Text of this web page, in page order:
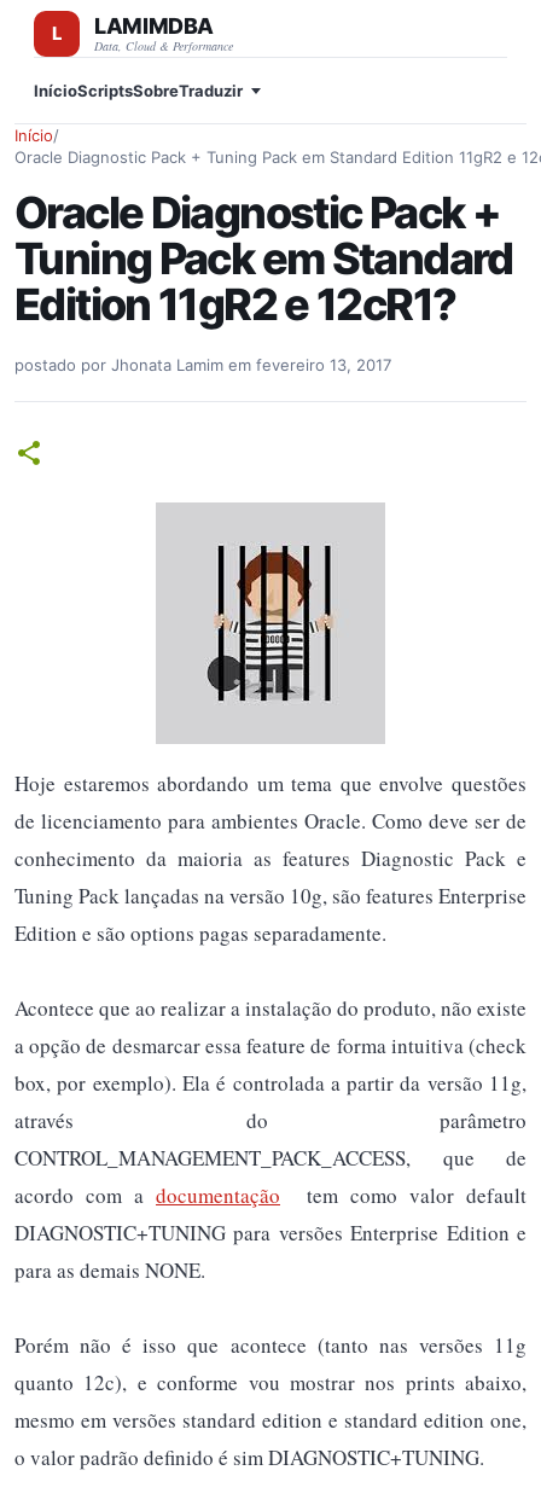
Pular para o conteúdo principal
LAMIMDBA
Data, Cloud & Performance
InícioScriptsSobreTraduzir
Início/
Oracle Diagnostic Pack + Tuning Pack em Standard Edition 11gR2 e
Oracle Diagnostic Pack +
Tuning Pack em Standard
Edition 11gR2 e 12cR1?
postado por Jhonata Lamim em fevereiro 13, 2017
Hoje estaremos abordando um tema que envolve questões
de licenciamento para ambientes Oracle. Como deve ser de
conhecimento da maioria as features Diagnostic Pack e
Tuning Pack lançadas na versão 10g, são features Enterprise
Edition e são options pagas separadamente.
Acontece que ao realizar a instalação do produto, não existe
a opção de desmarcar essa feature de forma intuitiva (check
box, por exemplo). Ela é controlada a partir da versão 11g,
através do parâmetro
CONTROL_MANAGEMENT_PACK_ACCESS, que de
acordo com a documentação tem como valor default
DIAGNOSTIC+TUNING para versões Enterprise Edition e
para as demais NONE.
Porém não é isso que acontece (tanto nas versões 11g
quanto 12c), e conforme vou mostrar nos prints abaixo,
mesmo em versões standard edition e standard edition one,
o valor padrão definido é sim DIAGNOSTIC+TUNING.